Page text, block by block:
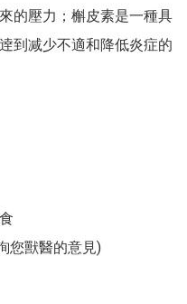
的壓力；槲皮素是一種具
到减少不適和降低炎症的
您獸醫的意見)